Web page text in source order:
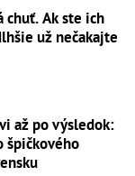
chuť. Ak ste ich
už nečakajte
až po výsledok:
špičkového